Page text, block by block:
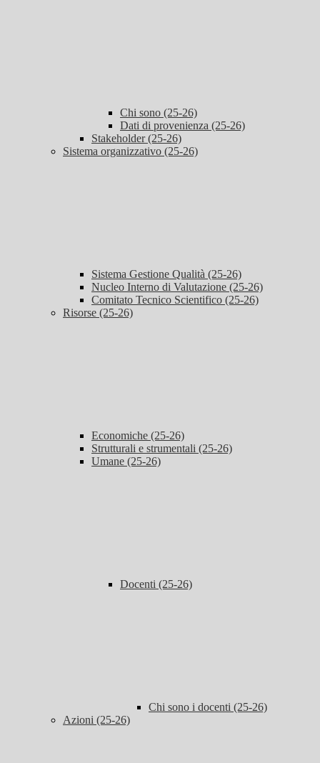
Chi sono (25-26)
Dati di provenienza (25-26)
Stakeholder (25-26)
Sistema organizzativo (25-26)
Sistema Gestione Qualità (25-26)
Nucleo Interno di Valutazione (25-26)
Comitato Tecnico Scientifico (25-26)
Risorse (25-26)
Economiche (25-26)
Strutturali e strumentali (25-26)
Umane (25-26)
Docenti (25-26)
Chi sono i docenti (25-26)
Azioni (25-26)